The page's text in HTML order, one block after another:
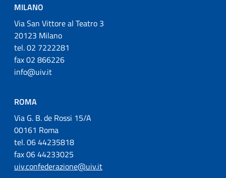
MILANO
Via San Vittore al Teatro 3
20123 Milano
tel. 02 7222281
fax 02 866226
info@uiv.it
ROMA
Via G. B. de Rossi 15/A
00161 Roma
tel. 06 44235818
fax 06 44233025
uiv.confederazione@uiv.it